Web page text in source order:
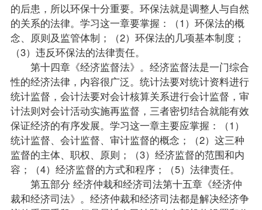
的后患，所以环保十分重要。环保法就是调整人与自然
的关系的法律。学习这一章要掌握：（1）环保法的概
念、原则及监管体制；（2）环保法的几项基本制度；
（3）违反环保法的法律责任。
第十四章《经济监督法》。经济监督法是一门综合
性的经济法律，内容很广泛。统计法要对统计资料进行
统计监督，会计法要对会计核算关系进行会计监督，审
计法则对会计活动实施再监督，三者密切结合就能有效
保证经济的有序发展。学习这一章主要应掌握：（1）
统计监督、会计监督、审计监督的概念；（2）这三种
监督的主体、职权、原则；（3）经济监督的范围和内
容；（4）经济监督的方式和程序；（5）法律责任。
第五部分 经济仲栽和经济司法第十五章《经济仲
裁和经济司法》。经济仲裁和经济司法都是解决经济争